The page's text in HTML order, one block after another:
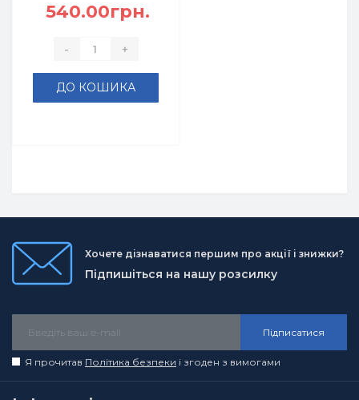
540.00грн.
- +
ДО КОШИКА
Хочете дізнаватися першим про акції і знижки?
Підпишіться на нашу розсилку
Підписатися
Я прочитав Політика безпеки і згоден з вимогами